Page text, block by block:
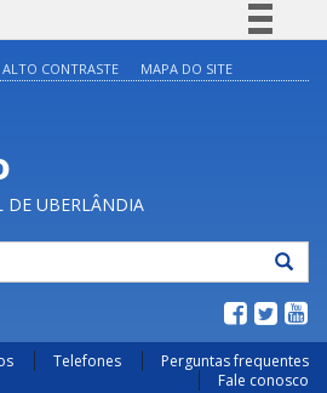
Legislação
Canais
ALTO CONTRASTE MAPA DO SITE
DE UBERLÂNDIA
Telefones
Perguntas frequentes
Fale conosco